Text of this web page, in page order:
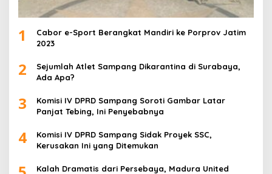
1
Cabor e-Sport Berangkat Mandiri ke Porprov Jatim
2023
2
Sejumlah Atlet Sampang Dikarantina di Surabaya,
Ada Apa?
3
Komisi IV DPRD Sampang Soroti Gambar Latar
Panjat Tebing, Ini Penyebabnya
4
Komisi IV DPRD Sampang Sidak Proyek SSC,
Kerusakan Ini yang Ditemukan
Kalah Dramatis dari Persebaya, Madura United